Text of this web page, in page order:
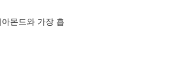
몬드와 가장 흡